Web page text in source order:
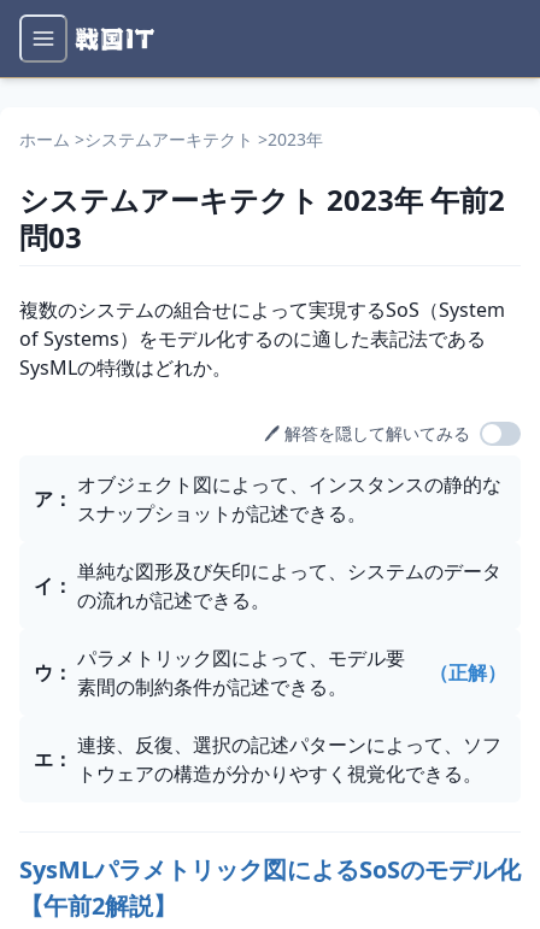
ホーム >システムアーキテクト >2023年
システムアーキテクト 2023年午前2
問03
問題文
複数のシステムの組合せによって実現するSoS（System
of Systems）をモデル化するのに適した表記法である
SysMLの特徴はどれか。
🖊️ 解答を隠して解いてみる
選択肢
ア ：
オブジェクト図によって、インスタンスの静的な
スナップショットが記述できる。
イ ：
単純な図形及び矢印によって、システムのデータ
の流れが記述できる。
ウ ：
パラメトリック図によって、モデル要
素間の制約条件が記述できる。
（正解）
エ ：
連接、反復、選択の記述パターンによって、ソフ
トウェアの構造が分かりやすく視覚化できる。
SysMLパラメトリック図によるSoSのモデル化
【午前2解説】